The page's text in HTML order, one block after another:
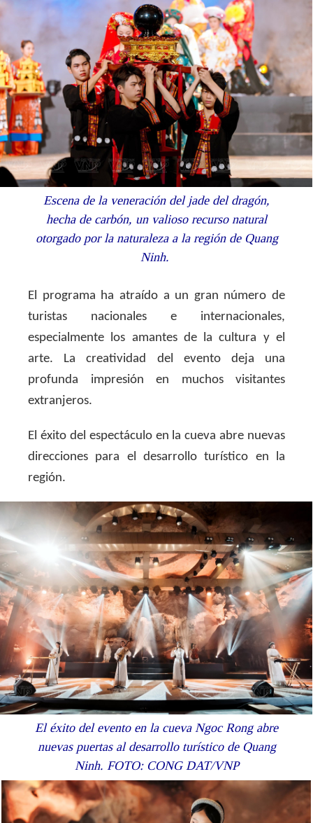
Escena de la veneración del jade del dragón,
hecha de carbón, un valioso recurso natural
otorgado por la naturaleza a la región de Quang
Ninh.
El programa ha atraído a un gran número de
turistas nacionales e internacionales,
especialmente los amantes de la cultura y el
arte. La creatividad del evento deja una
profunda impresión en muchos visitantes
extranjeros.
El éxito del espectáculo en la cueva abre nuevas
direcciones para el desarrollo turístico en la
región.
El éxito del evento en la cueva Ngoc Rong abre
nuevas puertas al desarrollo turístico de Quang
Ninh. FOTO: CONG DAT/VNP